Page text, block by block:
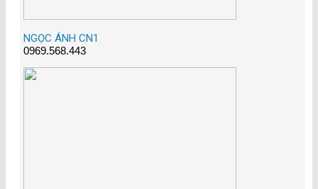
NGỌC ÁNH CN1
0969.568.443